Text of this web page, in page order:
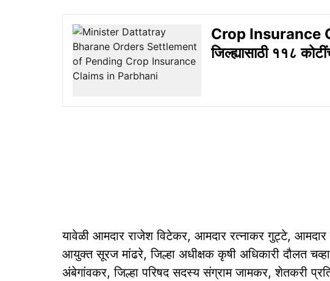
Crop Insurance
जिल्ह्यासाठी ११८
यावेळी आमदार राजेश विटेकर, आमदार रत्नाकर गुट्टे,
आयुक्त सूरज मांढरे, जिल्हा अधीक्षक कृषी अधिकारी दौलत
अंबेगांवकर, जिल्हा परिषद सदस्य संग्राम जामकर, शेतकरी